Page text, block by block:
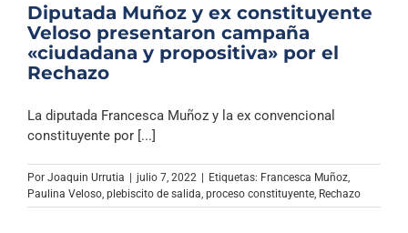
Diputada Muñoz y ex constituyente
Veloso presentaron campaña
«ciudadana y propositiva» por el
Rechazo
La diputada Francesca Muñoz y la ex convencional
constituyente por [...]
Por Joaquin Urrutia | julio 7, 2022 | Etiquetas: Francesca Muñoz
Paulina Veloso plebiscito de salida proceso constituyente Rechazo